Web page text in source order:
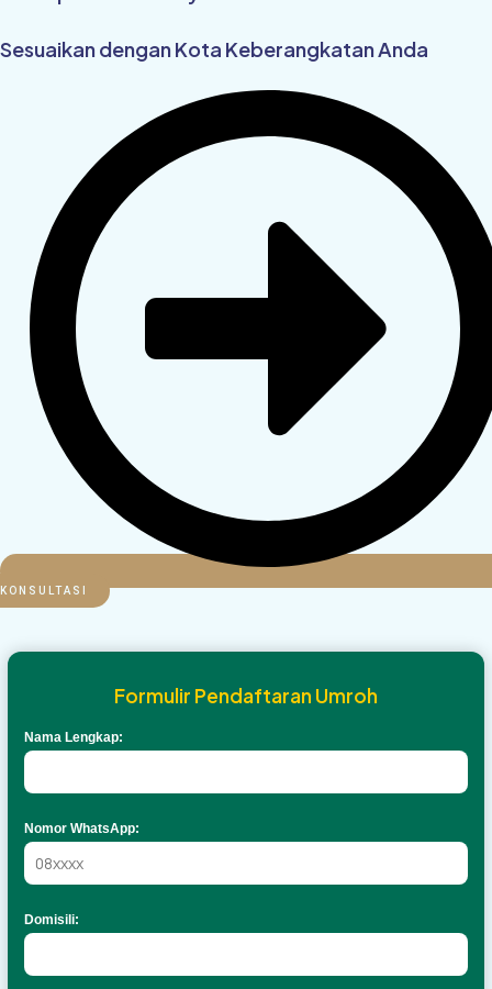
Sesuaikan dengan Kota Keberangkatan Anda
KONSULTASI
Formulir Pendaftaran Umroh
Nama Lengkap:
Nomor WhatsApp:
Domisili: